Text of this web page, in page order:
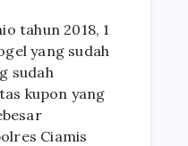
tahun 2018, 1
yang sudah
sudah
kupon yang
Ciamis